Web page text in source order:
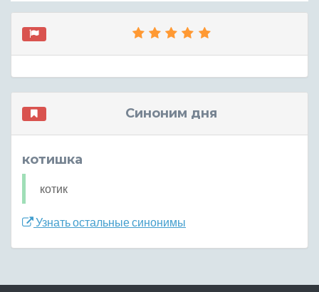
Синоним дня
котишка
котик
Узнать остальные синонимы